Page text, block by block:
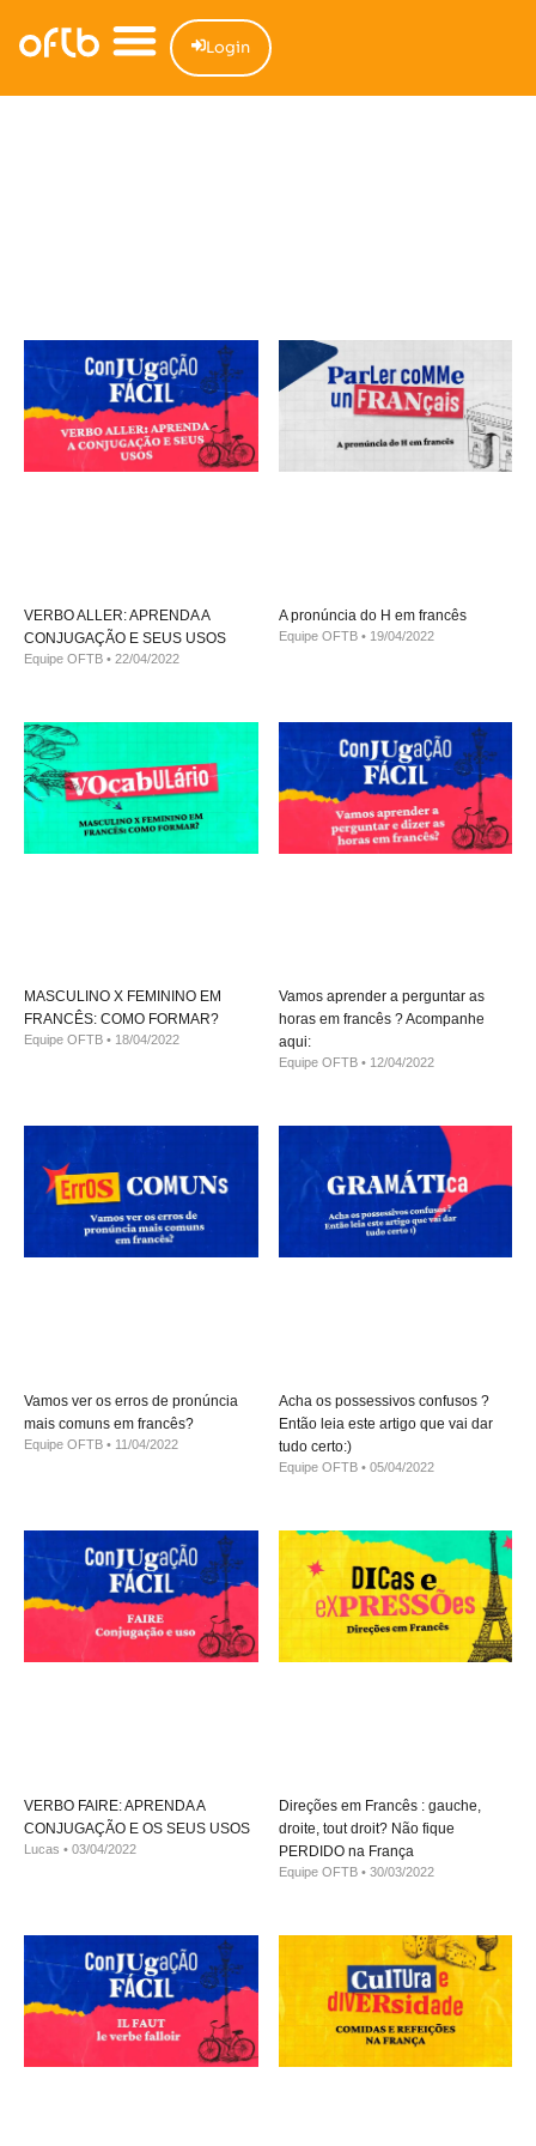
Login
VERBO ALLER: APRENDA A
CONJUGAÇÃO E SEUS USOS
Equipe OFTB 22/04/2022
A pronúncia do H em francês
Equipe OFTB 19/04/2022
MASCULINO X FEMININO EM
FRANCÊS: COMO FORMAR?
Equipe OFTB 18/04/2022
Vamos aprender a perguntar as
horas em francês ? Acompanhe
aqui:
Equipe OFTB 12/04/2022
Vamos ver os erros de pronúncia
mais comuns em francês?
Equipe OFTB 11/04/2022
Acha os possessivos confusos ?
Então leia este artigo que vai dar
tudo certo:)
Equipe OFTB 05/04/2022
VERBO FAIRE: APRENDA A
CONJUGAÇÃO E OS SEUS USOS
Lucas 03/04/2022
Direções em Francês : gauche,
droite, tout droit? Não fique
PERDIDO na França
Equipe OFTB 30/03/2022